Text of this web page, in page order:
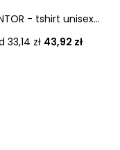
- tshirt unisex...
33,14 zł Cena
43,92 zł